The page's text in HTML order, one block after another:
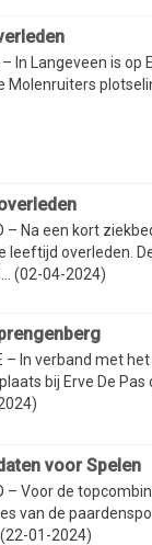
– In Langeveen is
Molenruiters
– Na een kort
leeftijd overleden.
(02-04-2024)
– In verband met
bij Erve De Pas
voor Spelen
– Voor de
van de
(22-01-2024)